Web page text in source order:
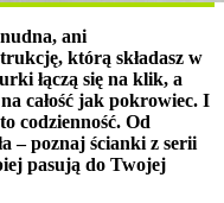
ani
którą składasz w
łączą się na klik, a
całość jak pokrowiec. I
codzienność. Od
– poznaj ścianki z serii
pasują do Twojej